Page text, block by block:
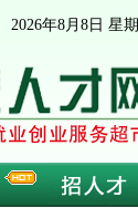
2026年8月8日 星